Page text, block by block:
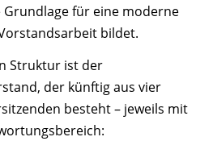
für eine moderne
bildet.
Struktur ist der
der künftig aus vier
besteht – jeweils mit